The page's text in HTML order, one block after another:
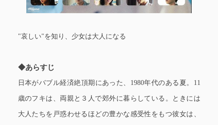
"哀しい"を知り、少女は大人になる
◆あらすじ
日本がバブル経済絶頂期にあった、1980年代のある夏。11
歳のフキは、両親と３人で郊外に暮らしている。ときには
大人たちを戸惑わせるほどの豊かな感受性をもつ彼女は、